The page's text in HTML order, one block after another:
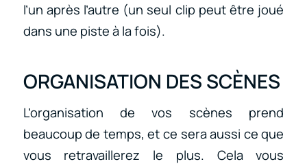
l’un après l’autre (un seul clip peut être joué
dans une piste à la fois).
ORGANISATION DES SCÈNES
L’organisation de vos scènes prend
beaucoup de temps, et ce sera aussi ce que
vous retravaillerez le plus. Cela vous